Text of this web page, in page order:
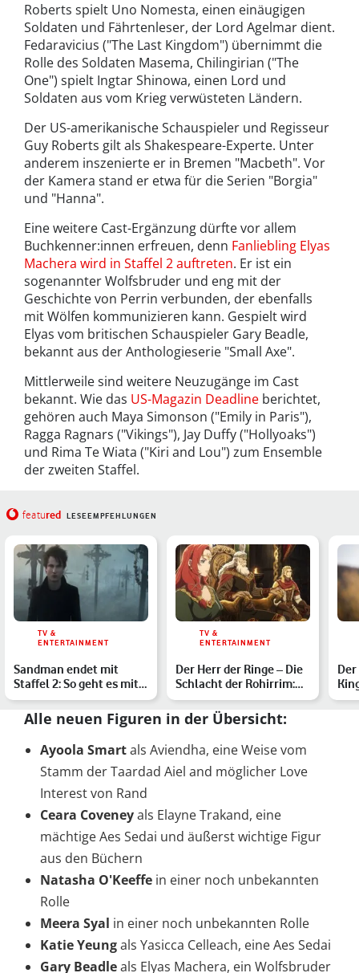
Roberts spielt Uno Nomesta, einen einäugigen
Soldaten und Fährtenleser, der Lord Agelmar dient.
Fedaravicius ("The Last Kingdom") übernimmt die
Rolle des Soldaten Masema, Chilingirian ("The
One") spielt Ingtar Shinowa, einen Lord und
Soldaten aus vom Krieg verwüsteten Ländern.
Der US-amerikanische Schauspieler und Regisseur
Guy Roberts gilt als Shakespeare-Experte. Unter
anderem inszenierte er in Bremen "Macbeth". Vor
der Kamera stand er etwa für die Serien "Borgia"
und "Hanna".
Eine weitere Cast-Ergänzung dürfte vor allem
Buchkenner:innen erfreuen, denn Fanliebling Elyas
Machera wird in Staffel 2 auftreten. Er ist ein
sogenannter Wolfsbruder und eng mit der
Geschichte von Perrin verbunden, der ebenfalls
mit Wölfen kommunizieren kann. Gespielt wird
Elyas vom britischen Schauspieler Gary Beadle,
bekannt aus der Anthologieserie "Small Axe".
Mittlerweile sind weitere Neuzugänge im Cast
bekannt. Wie das US-Magazin Deadline berichtet,
gehören auch Maya Simonson ("Emily in Paris"),
Ragga Ragnars ("Vikings"), Jay Duffy ("Hollyoaks")
und Rima Te Wiata ("Kiri and Lou") zum Ensemble
der zweiten Staffel.
featured LESEEMPFEHLUNGEN
TV &
ENTERTAINMENT
Sandman endet mit
Staffel 2: So geht es mit
Morpheus bei Netflix …
TV &
ENTERTAINMENT
Der Herr der Ringe – Die
Schlacht der Rohirrim:
Was wir über den …
Alle neuen Figuren in der Übersicht:
Ayoola Smartals Aviendha, eine Weise vom
Stamm der Taardad Aiel and möglicher Love
Interest von Rand
Ceara Coveneyals Elayne Trakand, eine
mächtige Aes Sedai und äußerst wichtige Figur
aus den Büchern
Natasha O'Keeffe in einer noch unbekannten
Rolle
Meera Syal in einer noch unbekannten Rolle
Katie Yeungals Yasicca Celleach, eine Aes Sedai
Gary Beadleals Elyas Machera, ein Wolfsbruder